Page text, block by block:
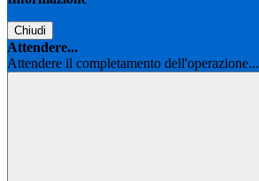
Chiudi
Attendere...
Attendere il completamento dell'operazione...